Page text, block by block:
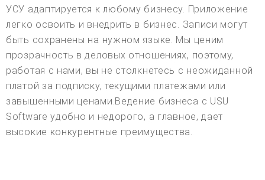
УСУ адаптируется к любому бизнесу. Приложение
легко освоить и внедрить в бизнес. Записи могут
быть сохранены на нужном языке. Мы ценим
прозрачность в деловых отношениях, поэтому,
работая с нами, вы не столкнетесь с неожиданной
платой за подписку, текущими платежами или
завышенными ценами.Ведение бизнеса с USU
Software удобно и недорого, а главное, дает
высокие конкурентные преимущества.